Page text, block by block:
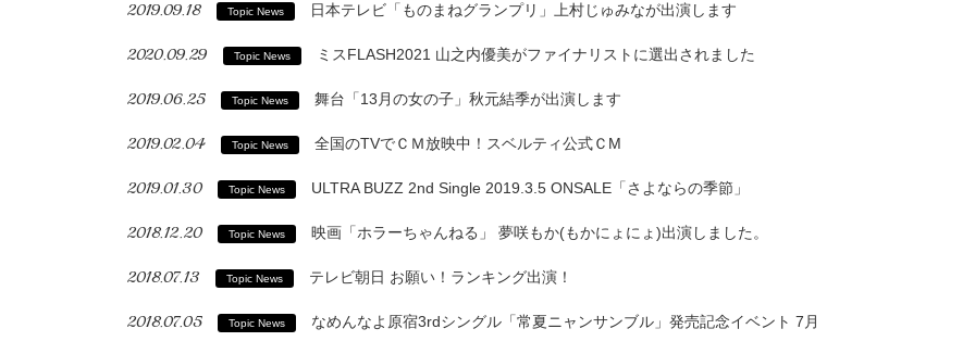
2019.09.18 Topic News 日本テレビ「ものまねグランプリ」上村じゅみなが出演します
2020.09.29 Topic News ミスFLASH2021 山之内優美がファイナリストに選出されました
2019.06.25 Topic News 舞台「13月の女の子」秋元結季が出演します
2019.02.04 Topic News 全国のTVでＣＭ放映中！スベルティ公式ＣM
2019.01.30 Topic News ULTRA BUZZ 2nd Single 2019.3.5 ONSALE「さよならの季節」
2018.12.20 Topic News 映画「ホラーちゃんねる」 夢咲もか(もかにょにょ)出演しました。
2018.07.13 Topic News テレビ朝日 お願い！ランキング出演！
2018.07.05 Topic News なめんなよ原宿3rdシングル「常夏ニャンサンブル」発売記念イベント 7月